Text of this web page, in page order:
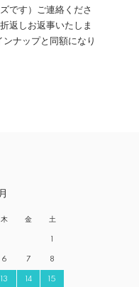
です）ご連絡くださ
返しお返事いたしま
ナップと同額になり
木 金 土
1
6 7 8
13 14 15